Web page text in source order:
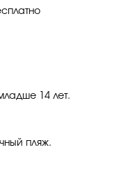
14 лет.
пляж.